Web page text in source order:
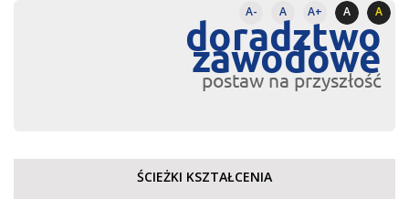
A- A A+ A A
doradztwo
zawodowe
postaw na przyszłość
ŚCIEŻKI KSZTAŁCENIA